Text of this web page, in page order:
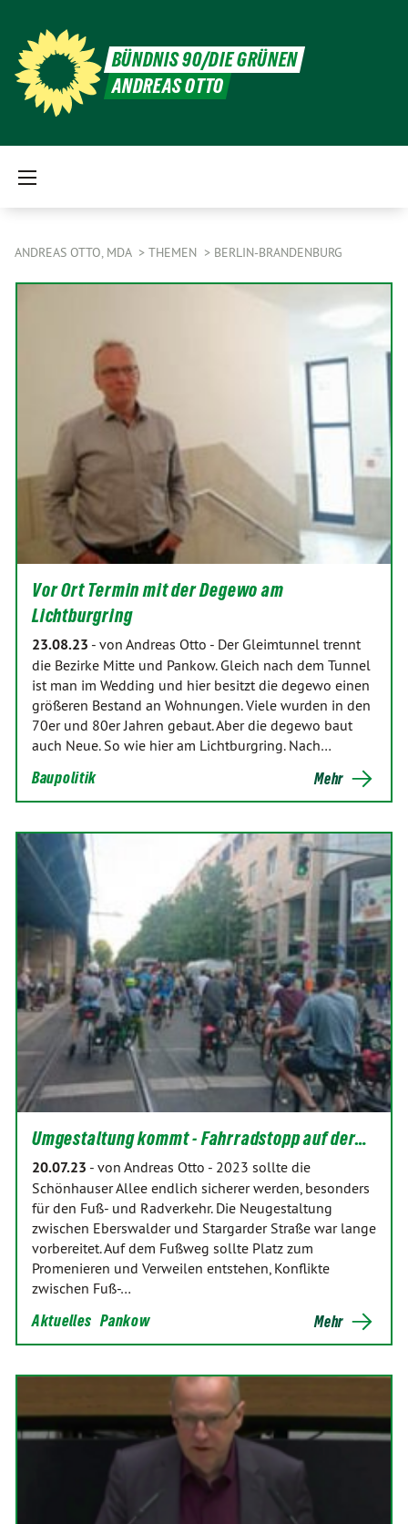
BÜNDNIS 90/DIE GRÜNEN
ANDREAS OTTO
ANDREAS OTTO, MDA THEMEN BERLIN-BRANDENBURG
Vor Ort Termin mit der Degewo am
Lichtburgring
23.08.23 - von Andreas Otto - Der Gleimtunnel trennt
die Bezirke Mitte und Pankow. Gleich nach dem Tunnel
ist man im Wedding und hier besitzt die degewo einen
größeren Bestand an Wohnungen. Viele wurden in den
70er und 80er Jahren gebaut. Aber die degewo baut
auch Neue. So wie hier am Lichtburgring. Nach…
Baupolitik Mehr
Umgestaltung kommt - Fahrradstopp auf der…
20.07.23 - von Andreas Otto - 2023 sollte die
Schönhauser Allee endlich sicherer werden, besonders
für den Fuß- und Radverkehr. Die Neugestaltung
zwischen Eberswalder und Stargarder Straße war lange
vorbereitet. Auf dem Fußweg sollte Platz zum
Promenieren und Verweilen entstehen, Konflikte
zwischen Fuß-…
Aktuelles Pankow Mehr